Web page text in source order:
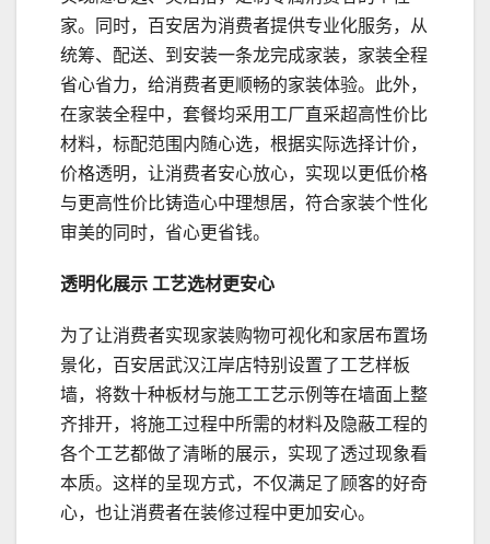
家。同时，百安居为消费者提供专业化服务，从
统筹、配送、到安装一条龙完成家装，家装全程
省心省力，给消费者更顺畅的家装体验。此外，
在家装全程中，套餐均采用工厂直采超高性价比
材料，标配范围内随心选，根据实际选择计价，
价格透明，让消费者安心放心，实现以更低价格
与更高性价比铸造心中理想居，符合家装个性化
审美的同时，省心更省钱。
透明化展示 工艺选材更安心
为了让消费者实现家装购物可视化和家居布置场
景化，百安居武汉江岸店特别设置了工艺样板
墙，将数十种板材与施工工艺示例等在墙面上整
齐排开，将施工过程中所需的材料及隐蔽工程的
各个工艺都做了清晰的展示，实现了透过现象看
本质。这样的呈现方式，不仅满足了顾客的好奇
心，也让消费者在装修过程中更加安心。